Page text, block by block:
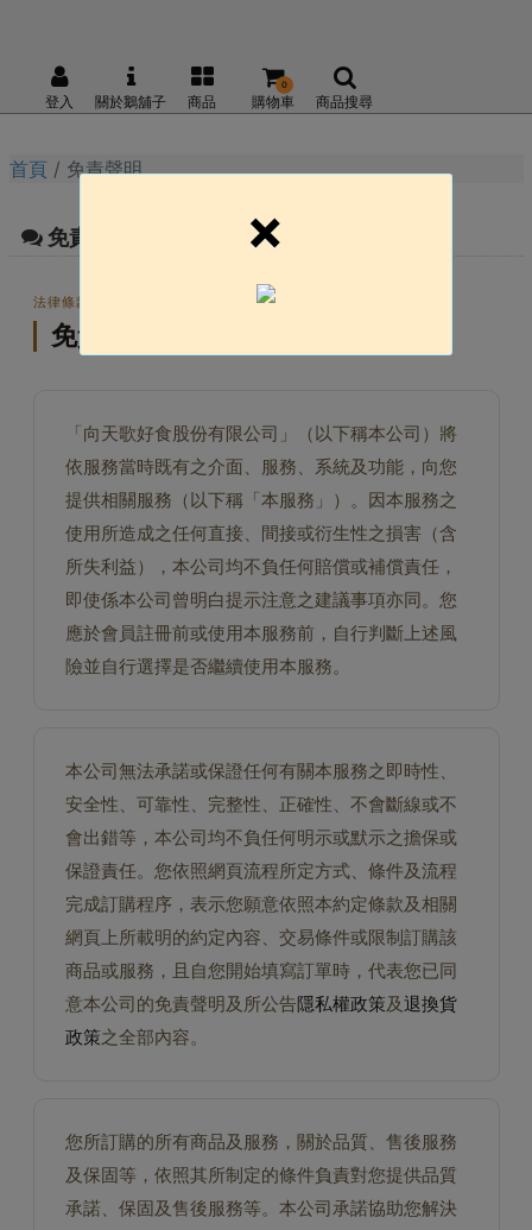
登入 關於鵝舖子 商品 購物車
0
商品搜尋
首頁 免責聲明
免責聲明
法律條款
免責聲明
「向天歌好食股份有限公司」（以下稱本公司）將
依服務當時既有之介面、服務、系統及功能，向您
提供相關服務（以下稱「本服務」）。因本服務之
使用所造成之任何直接、間接或衍生性之損害（含
所失利益），本公司均不負任何賠償或補償責任，
即使係本公司曾明白提示注意之建議事項亦同。您
應於會員註冊前或使用本服務前，自行判斷上述風
險並自行選擇是否繼續使用本服務。
本公司無法承諾或保證任何有關本服務之即時性、
安全性、可靠性、完整性、正確性、不會斷線或不
會出錯等，本公司均不負任何明示或默示之擔保或
保證責任。您依照網頁流程所定方式、條件及流程
完成訂購程序，表示您願意依照本約定條款及相關
網頁上所載明的約定內容、交易條件或限制訂購該
商品或服務，且自您開始填寫訂單時，代表您已同
意本公司的免責聲明及所公告隱私權政策及退換貨
政策之全部內容。
您所訂購的所有商品及服務，關於品質、售後服務
及保固等，依照其所制定的條件負責對您提供品質
承諾、保固及售後服務等。本公司承諾協助您解決
×